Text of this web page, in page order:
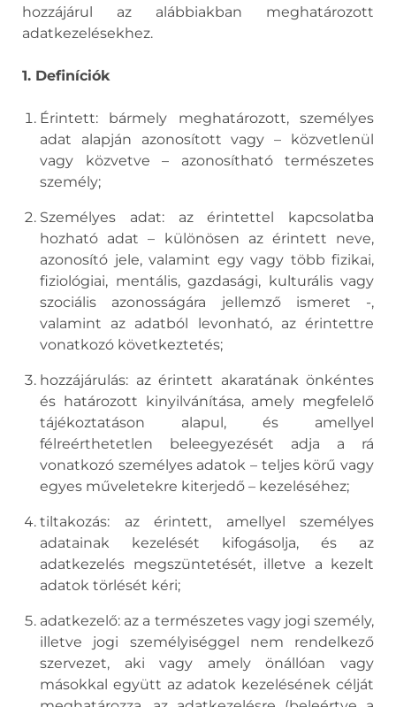
hozzájárul az alábbiakban meghatározott
adatkezelésekhez.
1. Definíciók
Érintett: bármely meghatározott, személyes
adat alapján azonosított vagy – közvetlenül
vagy közvetve – azonosítható természetes
személy;
Személyes adat: az érintettel kapcsolatba
hozható adat – különösen az érintett neve,
azonosító jele, valamint egy vagy több fizikai,
fiziológiai, mentális, gazdasági, kulturális vagy
szociális azonosságára jellemző ismeret -,
valamint az adatból levonható, az érintettre
vonatkozó következtetés;
hozzájárulás: az érintett akaratának önkéntes
és határozott kinyilvánítása, amely megfelelő
tájékoztatáson alapul, és amellyel
félreérthetetlen beleegyezését adja a rá
vonatkozó személyes adatok – teljes körű vagy
egyes műveletekre kiterjedő – kezeléséhez;
tiltakozás: az érintett, amellyel személyes
adatainak kezelését kifogásolja, és az
adatkezelés megszüntetését, illetve a kezelt
adatok törlését kéri;
adatkezelő: az a természetes vagy jogi személy,
illetve jogi személyiséggel nem rendelkező
szervezet, aki vagy amely önállóan vagy
másokkal együtt az adatok kezelésének célját